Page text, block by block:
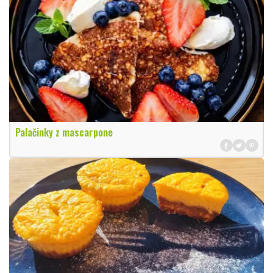
Palačinky z mascarpone